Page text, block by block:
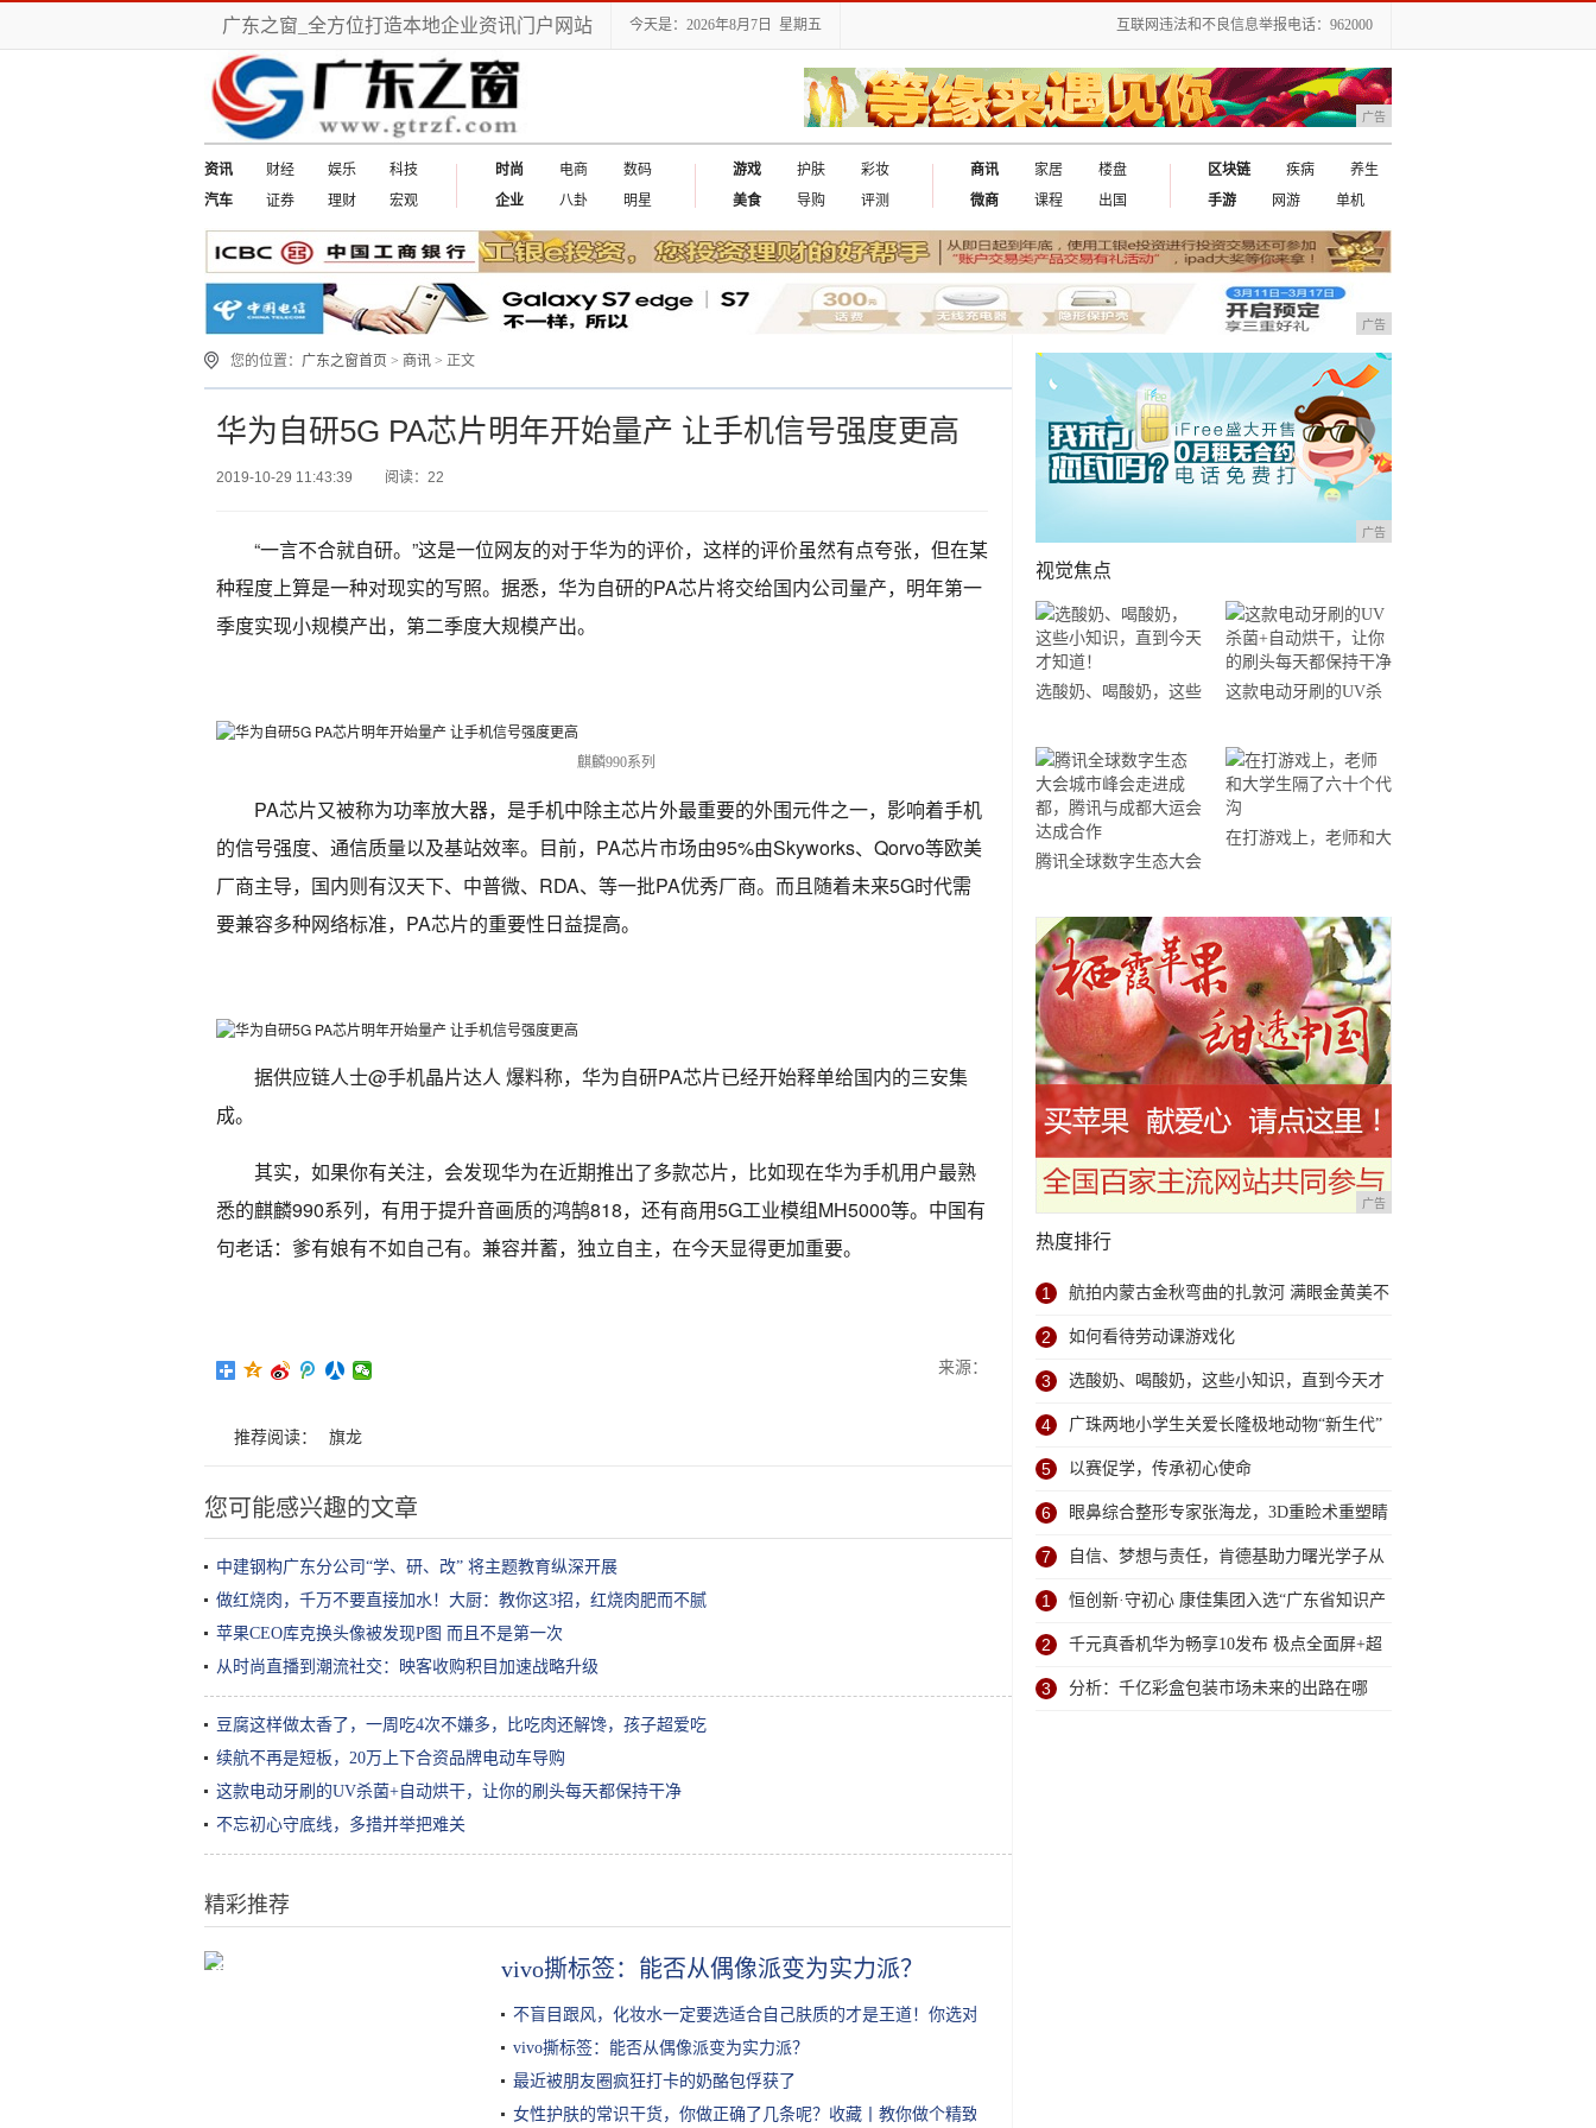
广东之窗_全方位打造本地企业资讯门户网站 今天是：2026年8月7日 星期五 互联网违法和不良信息举报电话：962000
广告
资讯 财经 娱乐
科技
汽车
证券 理财 宏观
时尚 电商
数码
企业
八卦 明星
游戏 护肤
彩妆
美食
导购 评测
商讯 家居
楼盘
微商
课程 出国
区块链 疾病
养生
手游
网游 单机
广告
您的位置： 广东之窗首页 > 商讯 > 正文
华为自研5G PA芯片明年开始量产 让手机信号强度更高
2019-10-29 11:43:39 阅读：22
“一言不合就自研。”这是一位网友的对于华为的评价，这样的评价虽然有点夸张，但在某
种程度上算是一种对现实的写照。据悉，华为自研的PA芯片将交给国内公司量产，明年第一
季度实现小规模产出，第二季度大规模产出。
麒麟990系列
PA芯片又被称为功率放大器，是手机中除主芯片外最重要的外围元件之一，影响着手机
的信号强度、通信质量以及基站效率。目前，PA芯片市场由95%由Skyworks、Qorvo等欧美
厂商主导，国内则有汉天下、中普微、RDA、等一批PA优秀厂商。而且随着未来5G时代需
要兼容多种网络标准，PA芯片的重要性日益提高。
据供应链人士@手机晶片达人 爆料称，华为自研PA芯片已经开始释单给国内的三安集
成。
其实，如果你有关注，会发现华为在近期推出了多款芯片，比如现在华为手机用户最熟
悉的麒麟990系列，有用于提升音画质的鸿鹄818，还有商用5G工业模组MH5000等。中国有
句老话：爹有娘有不如自己有。兼容并蓄，独立自主，在今天显得更加重要。
来源：
推荐阅读： 旗龙
您可能感兴趣的文章
中建钢构广东分公司“学、研、改” 将主题教育纵深开展
做红烧肉，千万不要直接加水！大厨：教你这3招，红烧肉肥而不腻
苹果CEO库克换头像被发现P图 而且不是第一次
从时尚直播到潮流社交：映客收购积目加速战略升级
豆腐这样做太香了，一周吃4次不嫌多，比吃肉还解馋，孩子超爱吃
续航不再是短板，20万上下合资品牌电动车导购
这款电动牙刷的UV杀菌+自动烘干，让你的刷头每天都保持干净
不忘初心守底线，多措并举把难关
精彩推荐
不会做饭又想吃各种美食？一个电
vivo撕标签：能否从偶像派变为实力派？
不盲目跟风，化妆水一定要选适合自己肤质的才是王道！你选对了吗？
vivo撕标签：能否从偶像派变为实力派？
最近被朋友圈疯狂打卡的奶酪包俘获了
女性护肤的常识干货，你做正确了几条呢？收藏丨教你做个精致女孩
广告
视觉焦点
选酸奶、喝酸奶，这些
道！
这款电动牙刷的UV杀
刷头每天都保持干净
腾讯全球数字生态大会
讯与成都大运会达成合
作
在打游戏上，老师和大
广告
热度排行
1 航拍内蒙古金秋弯曲的扎敦河 满眼金黄美不
胜收
2 如何看待劳动课游戏化
3 选酸奶、喝酸奶，这些小知识，直到今天才
知道！
4 广珠两地小学生关爱长隆极地动物“新生代”
5 以赛促学，传承初心使命
6 眼鼻综合整形专家张海龙，3D重睑术重塑睛
彩明眸
7 自信、梦想与责任，肯德基助力曙光学子从
自强不息到撒爱人间
1 恒创新·守初心 康佳集团入选“广东省知识产
权示范企业”
2 千元真香机华为畅享10发布 极点全面屏+超
清夜景仅1199元起
3 分析：千亿彩盒包装市场未来的出路在哪